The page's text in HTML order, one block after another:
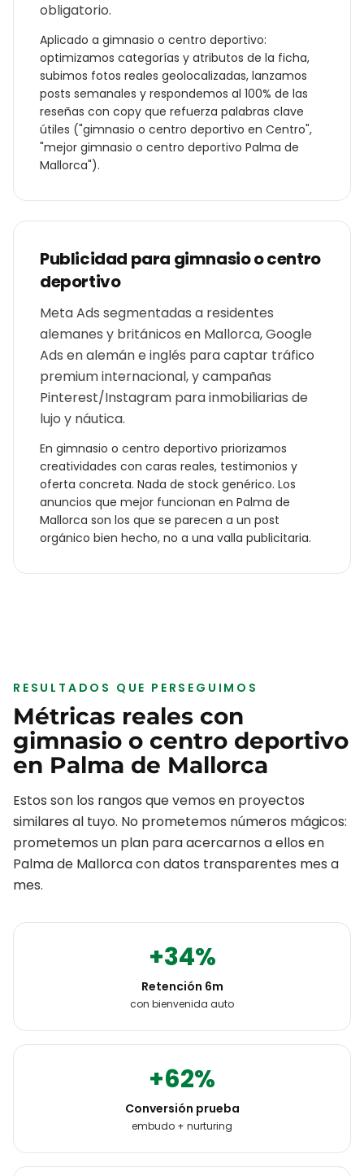
obligatorio.
Aplicado a gimnasio o centro deportivo:
optimizamos categorías y atributos de la ficha,
subimos fotos reales geolocalizadas, lanzamos
posts semanales y respondemos al 100% de las
reseñas con copy que refuerza palabras clave
útiles ("gimnasio o centro deportivo en Centro",
"mejor gimnasio o centro deportivo Palma de
Mallorca").
Publicidad para gimnasio o centro
deportivo
Meta Ads segmentadas a residentes
alemanes y británicos en Mallorca, Google
Ads en alemán e inglés para captar tráfico
premium internacional, y campañas
Pinterest/Instagram para inmobiliarias de
lujo y náutica.
En gimnasio o centro deportivo priorizamos
creatividades con caras reales, testimonios y
oferta concreta. Nada de stock genérico. Los
anuncios que mejor funcionan en Palma de
Mallorca son los que se parecen a un post
orgánico bien hecho, no a una valla publicitaria.
RESULTADOS QUE PERSEGUIMOS
Métricas reales con
gimnasio o centro deportivo
en Palma de Mallorca
Estos son los rangos que vemos en proyectos
similares al tuyo. No prometemos números mágicos:
prometemos un plan para acercarnos a ellos en
Palma de Mallorcacon datos transparentes mes a
mes.
+34%
Retención 6m
con bienvenida auto
+62%
Conversión prueba
embudo + nurturing